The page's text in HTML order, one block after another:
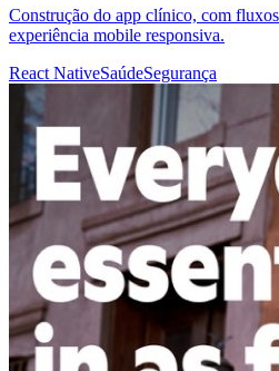
Construção do app clínico, com
experiência mobile responsiva.
React NativeSaúdeSegurança